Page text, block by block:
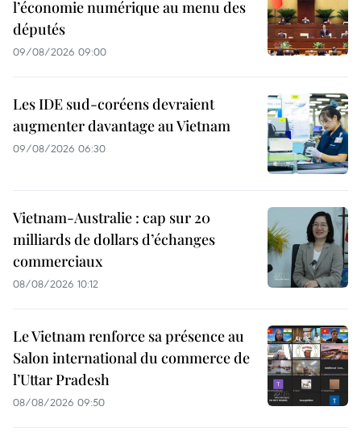
l’économie numérique au menu des
députés
09/08/2026 09:00
Les IDE sud-coréens devraient
augmenter davantage au Vietnam
09/08/2026 06:30
Vietnam-Australie : cap sur 20
milliards de dollars d’échanges
commerciaux
08/08/2026 10:12
Le Vietnam renforce sa présence au
Salon international du commerce de
l’Uttar Pradesh
08/08/2026 09:50